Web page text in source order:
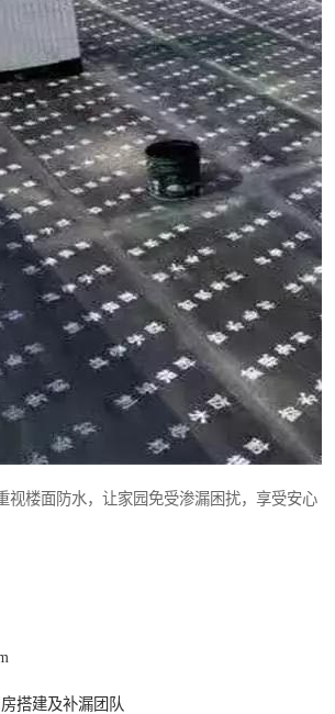
视楼面防水，让家园免受渗漏困扰，享受安心
搭建及补漏团队